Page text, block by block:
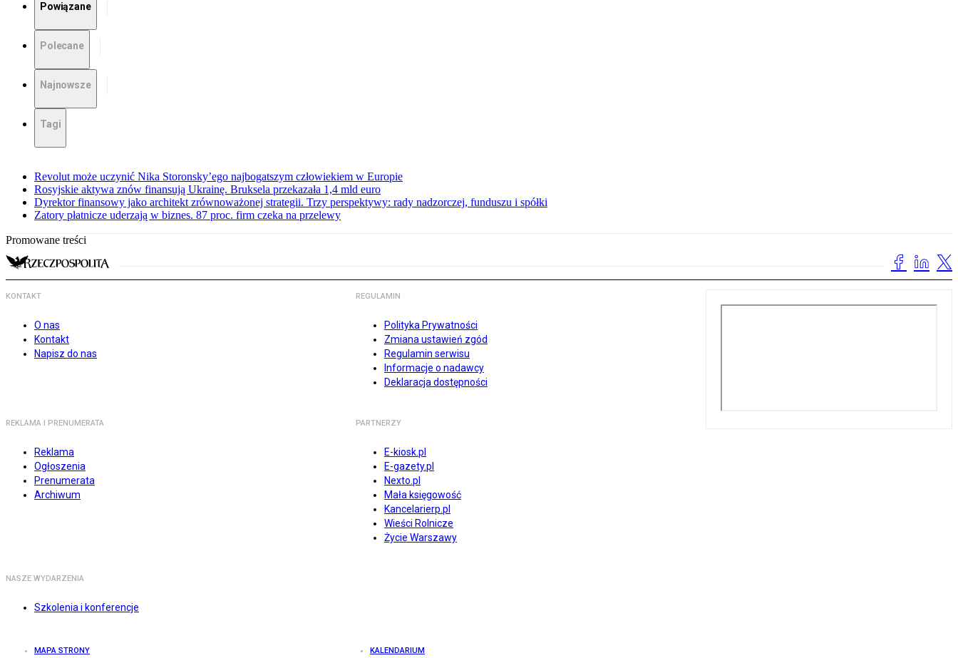
Powiązane
Polecane
Najnowsze
Tagi
Revolut może uczynić Nika Storonsky’ego najbogatszym człowiekiem w Europie
Rosyjskie aktywa znów finansują Ukrainę. Bruksela przekazała 1,4 mld euro
Dyrektor finansowy jako architekt zrównoważonej strategii. Trzy perspektywy: rady nadzorczej, funduszu i spółki
Zatory płatnicze uderzają w biznes. 87 proc. firm czeka na przelewy
Promowane treści
KONTAKT
O nas
Kontakt
Napisz do nas
REGULAMIN
Polityka Prywatności
Zmiana ustawień zgód
Regulamin serwisu
Informacje o nadawcy
Deklaracja dostępności
REKLAMA I PRENUMERATA
Reklama
Ogłoszenia
Prenumerata
Archiwum
PARTNERZY
E-kiosk.pl
E-gazety.pl
Nexto.pl
Mała księgowość
Kancelarierp.pl
Wieści Rolnicze
Życie Warszawy
NASZE WYDARZENIA
Szkolenia i konferencje
MAPA STRONY KALENDARIUM